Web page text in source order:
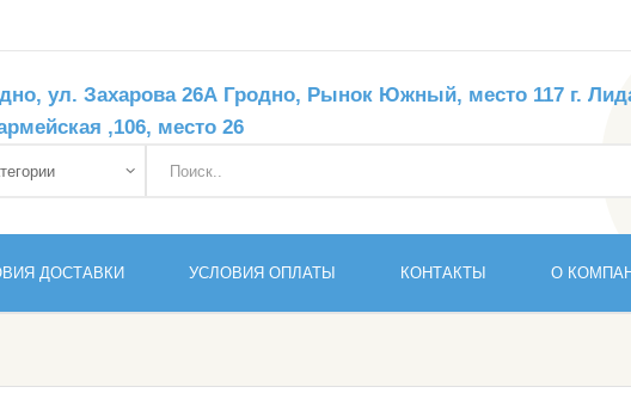
ул. Захарова 26А Гродно, Рынок Южный, место 117 г.
,106, место 26
ДОСТАВКИ УСЛОВИЯ ОПЛАТЫ КОНТАКТЫ О